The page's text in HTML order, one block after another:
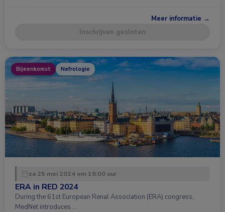
Meer informatie →
Inschrijven gesloten
Bijeenkomst Nefrologie
za 25 mei 2024 om 18:00 uur
ERA in RED 2024
During the 61st European Renal Association (ERA) congress,
MedNet introduces …